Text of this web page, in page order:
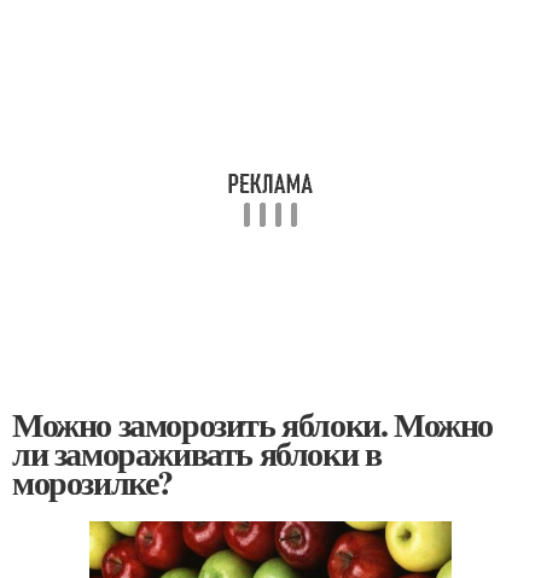
Можно заморозить яблоки. Можно
ли замораживать яблоки в
морозилке?